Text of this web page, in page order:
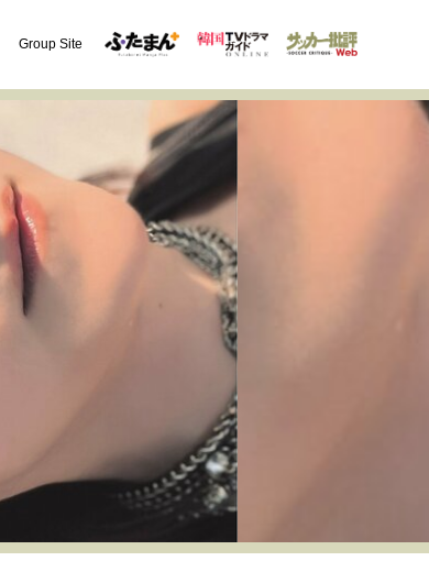
Group Site
起
プロフェッショナルの矜持
ファーストキャリアを拓く
ン トップが描く未来